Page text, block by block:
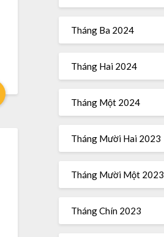
Tháng Ba 2024
Tháng Hai 2024
Tháng Một 2024
Tháng Mười Hai 2023
Tháng Mười Một 2023
Tháng Chín 2023